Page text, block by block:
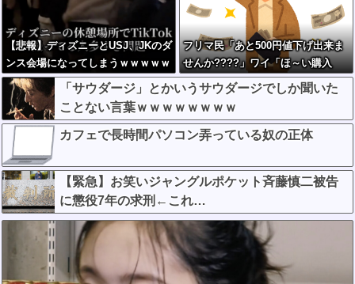
【悲報】ディズニーとUSJ、JKのダ
ンス会場になってしまうｗｗｗｗｗ
フリマ民「あと500円値下げ出来ま
せんか????」ワイ「ほ～い購入
ｗ」
「サウダージ」とかいうサウダージでしか聞いた
ことない言葉ｗｗｗｗｗｗｗｗ
カフェで長時間パソコン弄っている奴の正体
【緊急】お笑いジャングルポケット斉藤慎二被告
に懲役7年の求刑←これ…